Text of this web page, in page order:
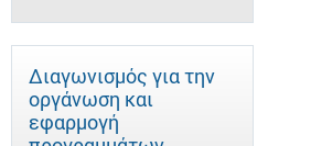
Διαγωνισμός για την
οργάνωση και
εφαρμογή